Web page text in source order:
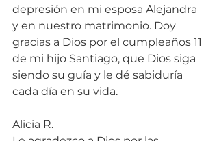
depresión en mi esposa Alejandra
y en nuestro matrimonio. Doy
gracias a Dios por el cumpleaños 11
de mi hijo Santiago, que Dios siga
siendo su guía y le dé sabiduría
cada día en su vida.
Alicia R.